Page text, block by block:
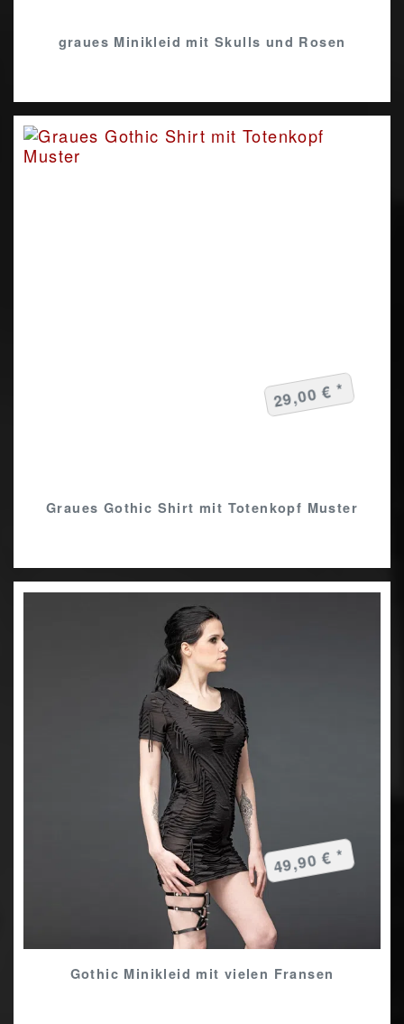
graues Minikleid mit Skulls und Rosen
Graues Gothic Shirt mit Totenkopf Muster
29,00 € *
Gothic Minikleid mit vielen Fransen
49,90 € *